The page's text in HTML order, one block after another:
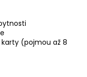
(pojmou až 8